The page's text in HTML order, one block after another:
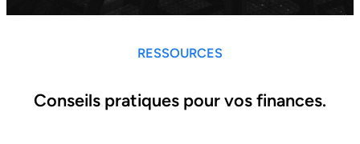
RESSOURCES
Conseils pratiques pour vos finances.